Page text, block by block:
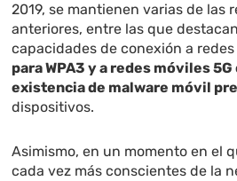
2019, se mantienen varias de las
anteriores, entre las que
capacidades de conexión a redes
para WPA3 y a redes móviles
existencia de malware móvil
dispositivos.
Asimismo, en un momento en el
cada vez más conscientes de la